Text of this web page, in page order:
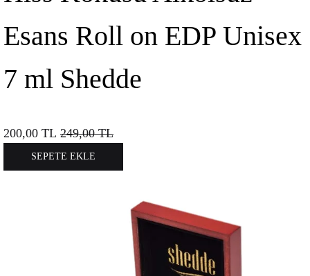
Esans Roll on EDP Unisex
7 ml Shedde
200,00 TL 249,00TL
SEPETE EKLE